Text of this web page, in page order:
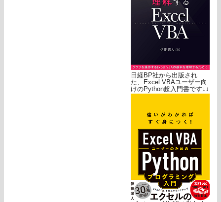
日経BP社から出版され
た、Excel VBAユーザー向
けのPython超入門書です↓↓